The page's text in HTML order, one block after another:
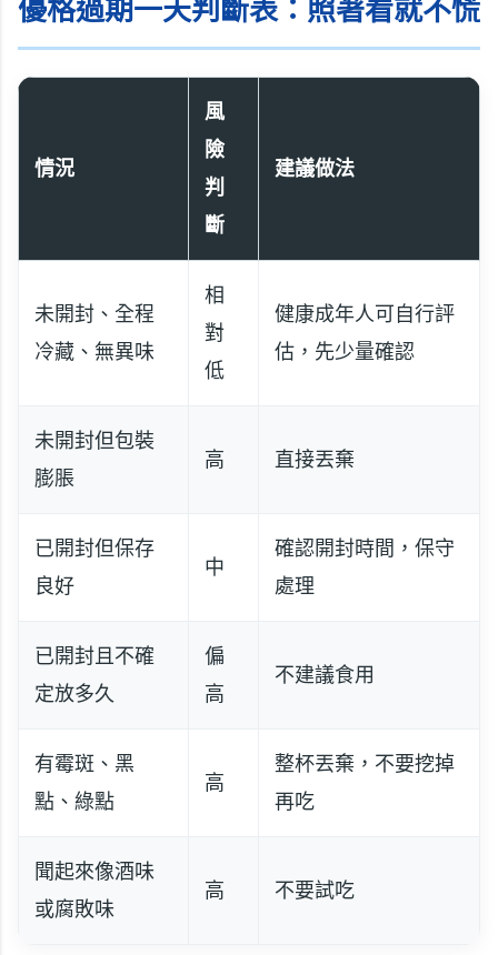
優格過期一天判斷表：照著看就不慌
情況
風
險
判
斷
建議做法
未開封、全程
冷藏、無異味
相
對
低
健康成年人可自行評
估，先少量確認
未開封但包裝
膨脹
高 直接丟棄
已開封但保存
良好
中
確認開封時間，保守
處理
已開封且不確
定放多久
偏
高
不建議食用
有霉斑、黑
點、綠點
高
整杯丟棄，不要挖掉
再吃
聞起來像酒味
或腐敗味
高 不要試吃